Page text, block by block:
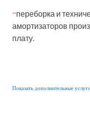
**переборка и
амортизаторов
плату.
Показать дополнительные